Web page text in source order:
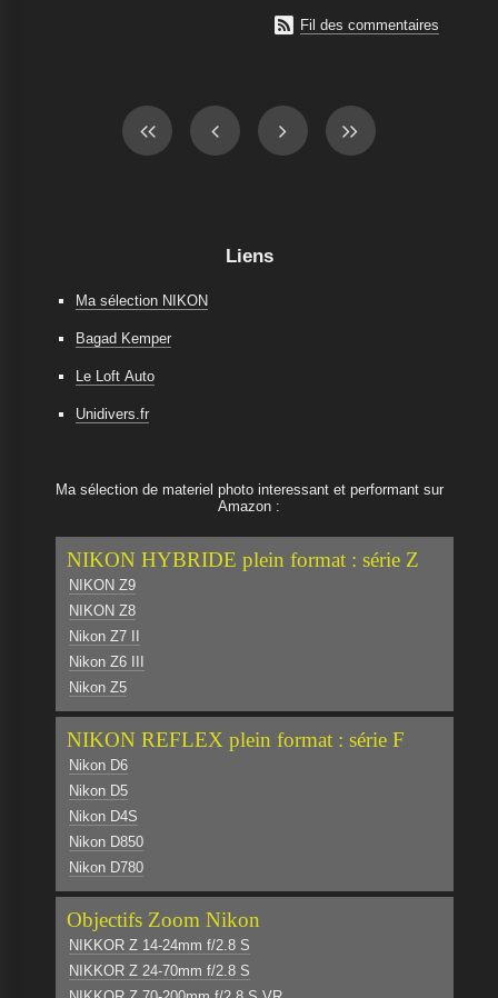
 Fil des commentaires
Liens
Ma sélection NIKON
Bagad Kemper
Le Loft Auto
Unidivers.fr
Ma sélection de materiel photo interessant et performant sur
Amazon :
NIKON HYBRIDE plein format : série Z
NIKON Z9
NIKON Z8
Nikon Z7 II
Nikon Z6 III
Nikon Z5
NIKON REFLEX plein format : série F
Nikon D6
Nikon D5
Nikon D4S
Nikon D850
Nikon D780
Objectifs Zoom Nikon
NIKKOR Z 14-24mm f/2.8 S
NIKKOR Z 24-70mm f/2.8 S